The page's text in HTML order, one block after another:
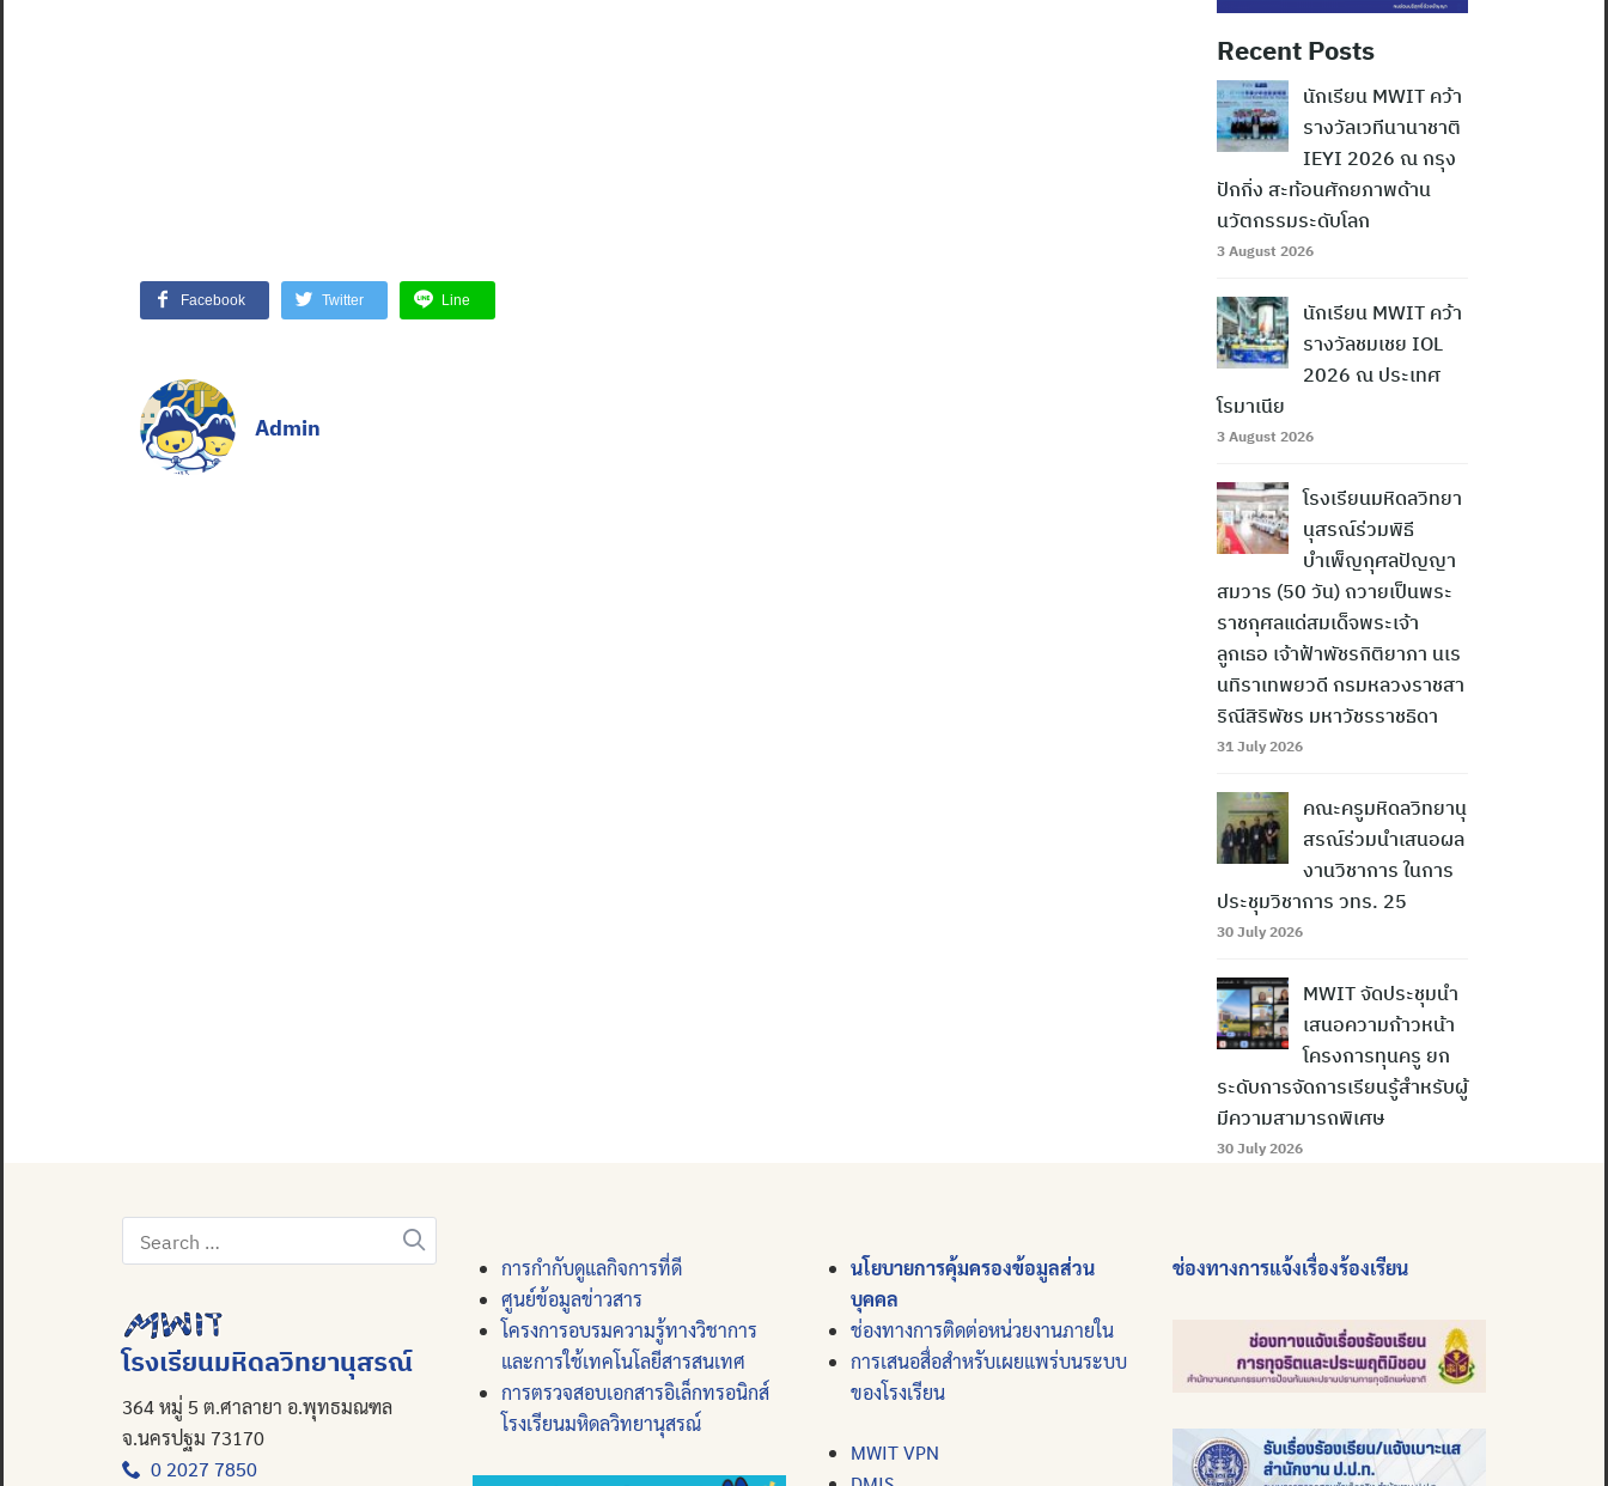
Facebook Twitter Line
Admin
Recent Posts
นักเรียน MWIT คว้า
รางวัลเวทีนานาชาติ
IEYI 2026 ณ กรุง
ปักกิ่ง สะท้อนศักยภาพด้าน
นวัตกรรมระดับโลก
3 August 2026
นักเรียน MWIT คว้า
รางวัลชมเชย IOL
2026 ณ ประเทศ
โรมาเนีย
3 August 2026
โรงเรียนมหิดลวิทยา
นุสรณ์ร่วมพิธี
บำเพ็ญกุศลปัญญา
สมวาร (50 วัน) ถวายเป็นพระ
ราชกุศลแด่สมเด็จพระเจ้า
ลูกเธอ เจ้าฟ้าพัชรกิติยาภา นเร
นทิราเทพยวดี กรมหลวงราชสา
ริณีสิริพัชร มหาวัชรราชธิดา
31 July 2026
คณะครูมหิดลวิทยานุ
สรณ์ร่วมนำเสนอผล
งานวิชาการ ในการ
ประชุมวิชาการ วทร. 25
30 July 2026
MWIT จัดประชุมนำ
เสนอความก้าวหน้า
โครงการทุนครู ยก
ระดับการจัดการเรียนรู้สำหรับผู้
มีความสามารถพิเศษ
30 July 2026
Search
for:
โรงเรียนมหิดลวิทยานุสรณ์
364 หมู่ 5 ต.ศาลายา อ.พุทธมณฑล
จ.นครปฐม 73170
0 2027 7850
การกำกับดูแลกิจการที่ดี
ศูนย์ข้อมูลข่าวสาร
โครงการอบรมความรู้ทางวิชาการ
และการใช้เทคโนโลยีสารสนเทศ
การตรวจสอบเอกสารอิเล็กทรอนิกส์
โรงเรียนมหิดลวิทยานุสรณ์
นโยบายการคุ้มครองข้อมูลส่วน
บุคคล
ช่องทางการติดต่อหน่วยงานภายใน
การเสนอสื่อสำหรับเผยแพร่บนระบบ
ของโรงเรียน
MWIT VPN
ช่องทางการแจ้งเรื่องร้องเรียน